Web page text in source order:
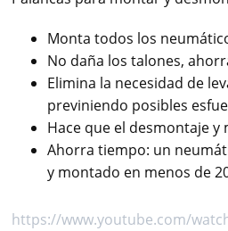
Monta todos los
No daña los talones,
Elimina la necesidad de
previniendo posibles
Hace que el desmontaje
Ahorra tiempo: un
y montado en menos de
https://www.youtube.com/